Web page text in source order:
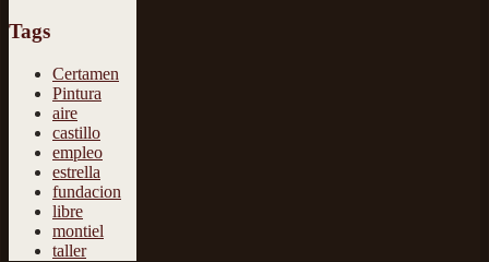
Tags
Certamen
Pintura
aire
castillo
empleo
estrella
fundacion
libre
montiel
taller